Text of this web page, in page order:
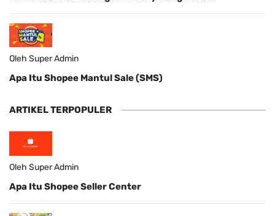
Oleh Super Admin
Apa Itu Shopee Mantul Sale (SMS)
ARTIKEL TERPOPULER
Oleh Super Admin
Apa Itu Shopee Seller Center